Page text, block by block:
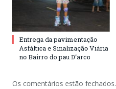
Entrega da pavimentação
Asfáltica e Sinalização Viária
no Bairro do pau D’arco
Os comentários estão fechados.